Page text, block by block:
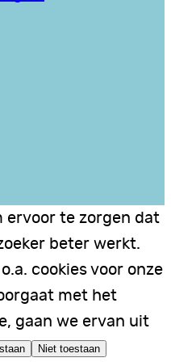
ervoor te zorgen dat
beter werkt.
cookies voor onze
met het
gaan we ervan uit
Niet toestaan